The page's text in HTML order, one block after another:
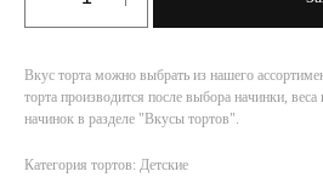
Вкус торта можно выбрать из нашего
торта производится после выбора начинки,
начинок в разделе "Вкусы тортов".
Категория тортов: Детские